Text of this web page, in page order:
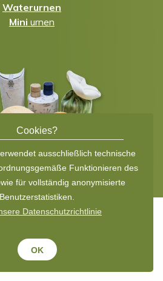
Waterurnen
Mini urnen
Datenschutzerklärung
Cookies?
ausschließlich technische
Funktionieren des
für vollständig anonymisierte
Benutzerstatistiken.
Datenschutzrichtlinie
OK